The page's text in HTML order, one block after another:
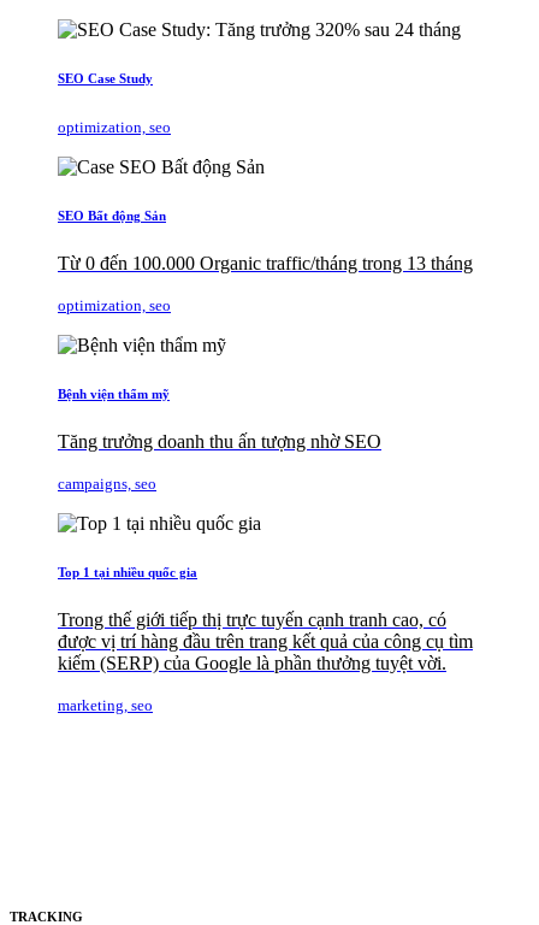
SEO Case Study
optimization, seo
SEO Bất động Sản
Từ 0 đến 100.000 Organic traffic/tháng trong 13 tháng
optimization, seo
Bệnh viện thẩm mỹ
Tăng trưởng doanh thu ấn tượng nhờ SEO
campaigns, seo
Top 1 tại nhiều quốc gia
Trong thế giới tiếp thị trực tuyến cạnh tranh cao, có
được vị trí hàng đầu trên trang kết quả của công cụ tìm
kiếm (SERP) của Google là phần thưởng tuyệt vời.
marketing, seo
TRACKING